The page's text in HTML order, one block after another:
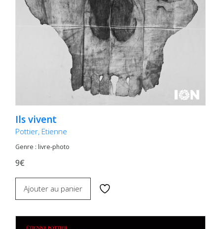
Ils vivent
Pottier, Etienne
Genre : livre-photo
9€
Ajouter au panier